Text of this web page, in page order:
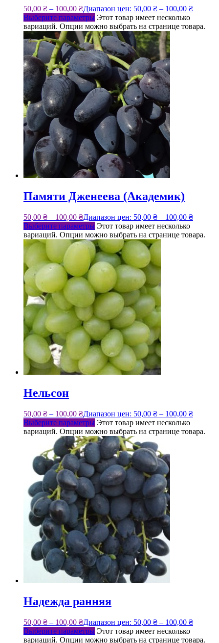
50,00 ₴ – 100,00 ₴Диапазон цен: 50,00 ₴ – 100,00 ₴
Выберите параметры Этот товар имеет несколько
вариаций. Опции можно выбрать на странице товара.
Памяти Дженеева (Академик)
50,00 ₴ – 100,00 ₴Диапазон цен: 50,00 ₴ – 100,00 ₴
Выберите параметры Этот товар имеет несколько
вариаций. Опции можно выбрать на странице товара.
Нельсон
50,00 ₴ – 100,00 ₴Диапазон цен: 50,00 ₴ – 100,00 ₴
Выберите параметры Этот товар имеет несколько
вариаций. Опции можно выбрать на странице товара.
Надежда ранняя
50,00 ₴ – 100,00 ₴Диапазон цен: 50,00 ₴ – 100,00 ₴
Выберите параметры Этот товар имеет несколько
вариаций. Опции можно выбрать на странице товара.